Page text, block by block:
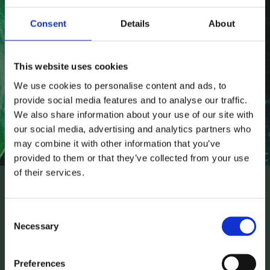
Consent Details About
This website uses cookies
We use cookies to personalise content and ads, to
provide social media features and to analyse our traffic.
We also share information about your use of our site with
our social media, advertising and analytics partners who
may combine it with other information that you’ve
provided to them or that they’ve collected from your use
of their services.
Selection
Necessary
Preferences
nyheterna!
PRENUMERERA
Dina personuppgifter behandlas i enlighet med vårintegritetspolicy.
Välkommen till Comet Norden AB